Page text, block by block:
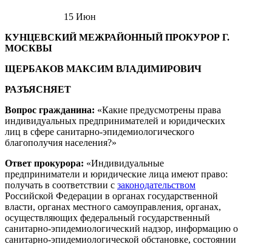
15Июн
КУНЦЕВСКИЙ МЕЖРАЙОННЫЙ ПРОКУРОР Г.
МОСКВЫ
ЩЕРБАКОВ МАКСИМ ВЛАДИМИРОВИЧ
РАЗЪЯСНЯЕТ
Вопрос гражданина: «Какие предусмотрены права
индивидуальных предпринимателей и юридических
лиц в сфере санитарно-эпидемиологического
благополучия населения?»
Ответ прокурора: «Индивидуальные
предприниматели и юридические лица имеют право:
получать в соответствии с законодательством
Российской Федерации в органах государственной
власти, органах местного самоуправления, органах,
осуществляющих федеральный государственный
санитарно-эпидемиологический надзор, информацию о
санитарно-эпидемиологической обстановке, состоянии